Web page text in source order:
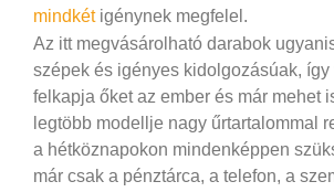
mindkétigénynek megfelel.
Az itt megvásárolható darabok
szépek és igényes kidolgozásúak,
felkapja őket az ember és már mehet
legtöbb modellje nagy űrtartalommal
a hétköznapokon mindenképpen
már csak a pénztárca, a telefon, a